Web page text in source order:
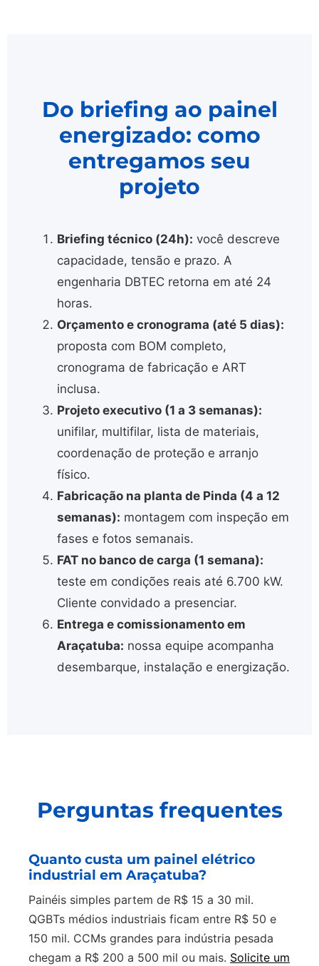
Do briefing ao painel
energizado: como
entregamos seu
projeto
Briefing técnico (24h): você descreve
capacidade, tensão e prazo. A
engenharia DBTEC retorna em até 24
horas.
Orçamento e cronograma (até 5 dias):
proposta com BOM completo,
cronograma de fabricação e ART
inclusa.
Projeto executivo (1 a 3 semanas):
unifilar, multifilar, lista de materiais,
coordenação de proteção e arranjo
físico.
Fabricação na planta de Pinda (4 a 12
semanas): montagem com inspeção em
fases e fotos semanais.
FAT no banco de carga (1 semana):
teste em condições reais até 6.700 kW.
Cliente convidado a presenciar.
Entrega e comissionamento em
Araçatuba: nossa equipe acompanha
desembarque, instalação e energização.
Perguntas frequentes
Quanto custa um painel elétrico
industrial em Araçatuba?
Painéis simples partem de R$ 15 a 30 mil.
QGBTs médios industriais ficam entre R$ 50 e
150 mil. CCMs grandes para indústria pesada
chegam a R$ 200 a 500 mil ou mais. Solicite um